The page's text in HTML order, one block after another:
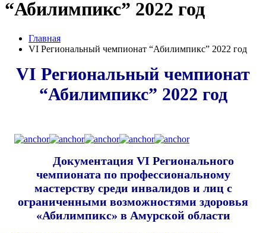
“Абилимпикс” 2022 год
Главная
VI Региональный чемпионат “Абилимпикс” 2022 год
VI Региональный чемпионат
“Абилимпикс” 2022 год
Документация VI Регионального
чемпионата по профессиональному
мастерству среди инвалидов и лиц с
ограниченными возможностями здоровья
«Абилимпикс» в Амурской области